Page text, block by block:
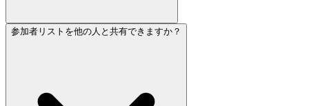
参加者リストを他の人と共有できますか？